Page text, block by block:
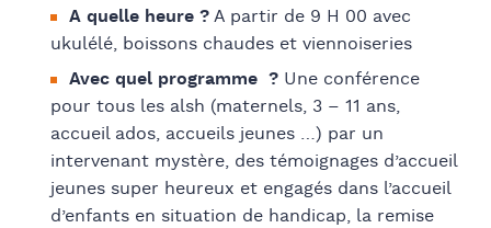
A quelle heure ?A partir de 9 H 00 avec
ukulélé, boissons chaudes et viennoiseries
Avec quel programme ? Une conférence
pour tous les alsh (maternels, 3 – 11 ans,
accueil ados, accueils jeunes …) par un
intervenant mystère, des témoignages d’accueil
jeunes super heureux et engagés dans l’accueil
d’enfants en situation de handicap, la remise